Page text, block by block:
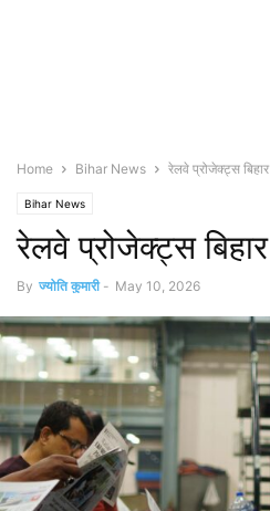
Home Bihar News रेलवे प्रोजेक्ट्स बिहार
Bihar News
रेलवे प्रोजेक्ट्स बिहार
By ज्योति कुमारी - May 10, 2026